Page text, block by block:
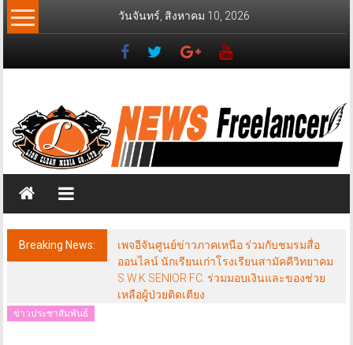
Skip
to
วันจันทร์, สิงหาคม 10, 2026
News
Freelancer
วส์
ฟรี
แลน
เซอร์
Breaking News:
เพจอีจันศูนย์ข่าวภาคเหนือ ร่วมกับชมรมสื่อ
ออนไลน์ นักเรียนเก่าโรงเรียนสามัคคีวิทยาคม
S.W.K SENIOR FC. ร่วมมอบเงินและของช่วย
เหลือผู้ป่วยติดเตียง
ข่าวประชาสัมพันธ์